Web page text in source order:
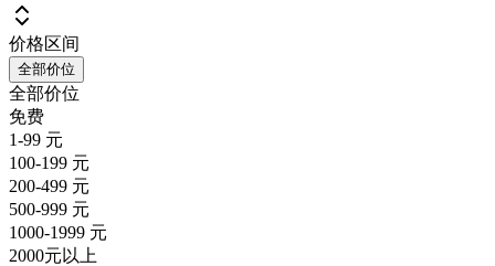
价格区间
全部价位
全部价位
免费
1-99 元
100-199 元
200-499 元
500-999 元
1000-1999 元
2000元以上